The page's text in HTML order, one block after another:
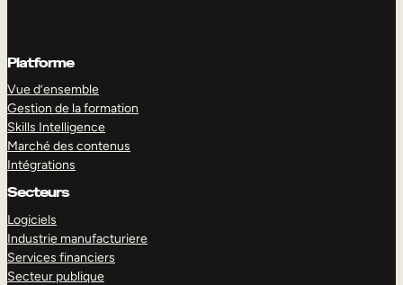
Platforme
Vue d’ensemble
Gestion de la formation
Skills Intelligence
Marché des contenus
Intégrations
Secteurs
Logiciels
Industrie manufacturiere
Services financiers
Secteur publique